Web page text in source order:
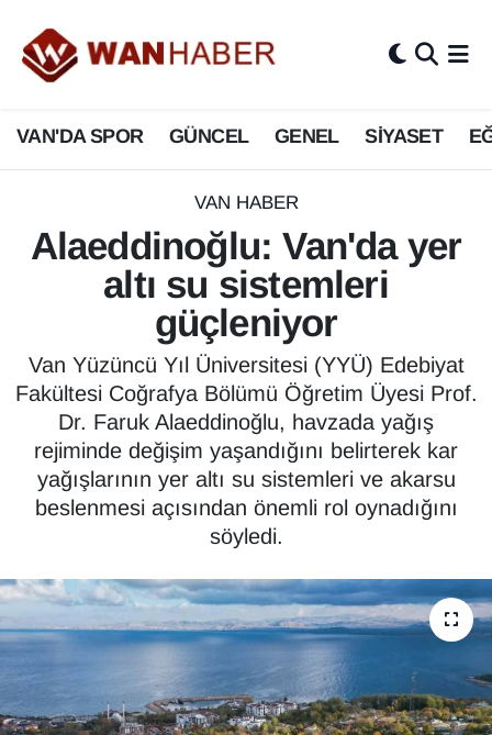
VAN'DA SPOR GÜNCEL GENEL SİYASET
VAN HABER
Alaeddinoğlu: Van'da yer
altı su sistemleri
güçleniyor
Van Yüzüncü Yıl Üniversitesi (YYÜ) Edebiyat
Fakültesi Coğrafya Bölümü Öğretim Üyesi Prof.
Dr. Faruk Alaeddinoğlu, havzada yağış
rejiminde değişim yaşandığını belirterek kar
yağışlarının yer altı su sistemleri ve akarsu
beslenmesi açısından önemli rol oynadığını
söyledi.
3.SAYFA
ASAYİŞ
BİLİM VE TEKNOLOJİ
Biyografi
Bölge Haberleri
ÇEVRE
Deprem
Dernekler, Odalar
DÜNYA
EĞİTİM
EKONOMİ
Van Nöbetçi Eczaneler
Van Hava Durumu
Van Namaz Vakitleri
Van Trafik Yoğunluk Haritası
Süper Lig Puan Durumu ve Fikstür
Tüm Manşetler
Son Dakika Haberleri
Haber Arşivi